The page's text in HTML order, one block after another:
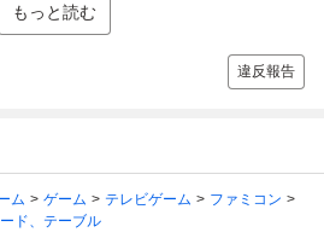
もっと読む
違反報告
ム ゲーム テレビゲーム
ファミコン
ド、テーブル